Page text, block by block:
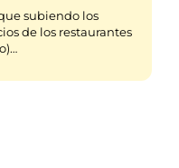
subiendo los
de los restaurantes